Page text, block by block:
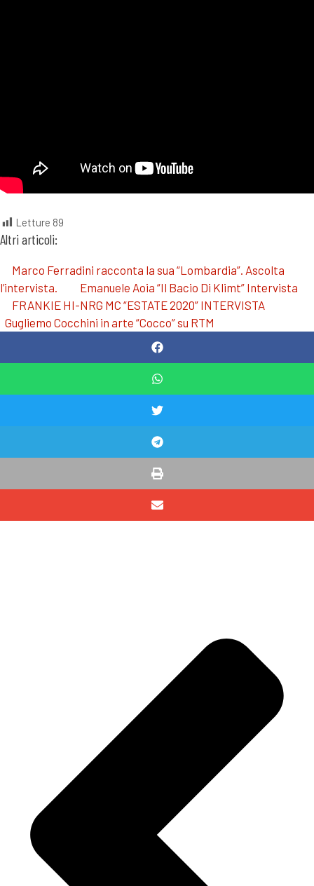
Letture 89
Altri articoli:
Marco Ferradini racconta la sua “Lombardia”. Ascolta
l’intervista.
Emanuele Aoia “Il Bacio Di Klimt” Intervista
FRANKIE HI-NRG MC “ESTATE 2020” INTERVISTA
Gugliemo Cocchini in arte “Cocco” su RTM